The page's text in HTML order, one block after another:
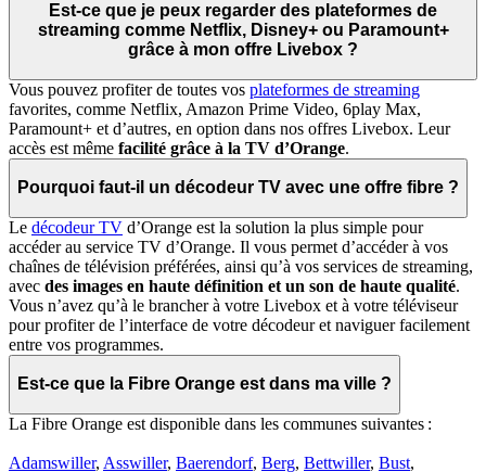
Est-ce que je peux regarder des plateformes de
streaming comme Netflix, Disney+ ou Paramount+
grâce à mon offre Livebox ?
Vous pouvez profiter de toutes vos plateformes de streaming
favorites, comme Netflix, Amazon Prime Video, 6play Max,
Paramount+ et d’autres, en option dans nos offres Livebox. Leur
accès est même facilité grâce à la TV d’Orange.
Pourquoi faut-il un décodeur TV avec une offre fibre ?
Le décodeur TV d’Orange est la solution la plus simple pour
accéder au service TV d’Orange. Il vous permet d’accéder à vos
chaînes de télévision préférées, ainsi qu’à vos services de streaming,
avec des images en haute définition et un son de haute qualité.
Vous n’avez qu’à le brancher à votre Livebox et à votre téléviseur
pour profiter de l’interface de votre décodeur et naviguer facilement
entre vos programmes.
Est-ce que la Fibre Orange est dans ma ville ?
La Fibre Orange est disponible dans les communes suivantes :
Adamswiller, Asswiller, Baerendorf, Berg, Bettwiller, Bust,